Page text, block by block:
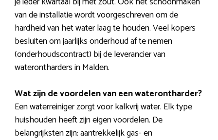
van de installatie wordt voorgeschreven om de
hardheid van het water laag te houden. Veel kopers
besluiten om jaarlijks onderhoud af te nemen
(onderhoudscontract) bij de leverancier van
waterontharders in Malden.
Wat zijn de voordelen van een waterontharder?
Een waterreiniger zorgt voor kalkvrij water. Elk type
huishouden heeft zijn eigen voordelen. De
belangrijksten zijn: aantrekkelijk gas- en